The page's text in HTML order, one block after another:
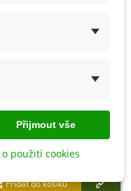
Přidat do košíku
Přijmout vše
použití cookies